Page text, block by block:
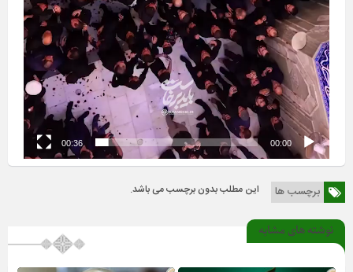
00:00
00:36
برچسب ها این مطلب بدون برچسب می باشد.
نوشته های مشابه